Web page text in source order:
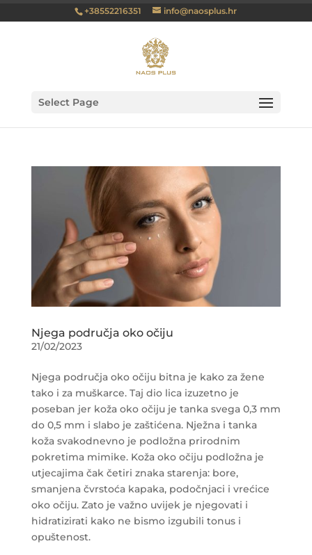
+38552216351 info@naosplus.hr
Select Page
Njega područja oko očiju
21/02/2023
Njega područja oko očiju bitna je kako za žene
tako i za muškarce. Taj dio lica izuzetno je
poseban jer koža oko očiju je tanka svega 0,3 mm
do 0,5 mm i slabo je zaštićena. Nježna i tanka
koža svakodnevno je podložna prirodnim
pokretima mimike. Koža oko očiju podložna je
utjecajima čak četiri znaka starenja: bore,
smanjena čvrstoća kapaka, podočnjaci i vrećice
oko očiju. Zato je važno uvijek je njegovati i
hidratizirati kako ne bismo izgubili tonus i
opuštenost.